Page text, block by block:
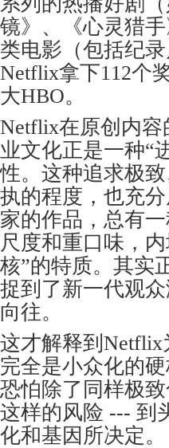
镜》、《心灵猎
类电影（包括纪
Netflix拿下112个
大HBO。
Netflix在原创内
业文化正是一种“
性。这种追求极
执的程度，也充
家的作品，总有
尺度和重口味，
核”的特质。其实
捉到了新一代观
向往。
这才解释到
完全是小众化的
恐怕除了同样极
这样的风险 --- 到
化和基因所决定。